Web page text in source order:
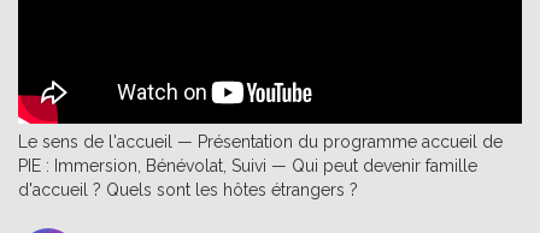
Le sens de l'accueil — Présentation du programme accueil de
PIE : Immersion, Bénévolat, Suivi — Qui peut devenir famille
d'accueil ? Quels sont les hôtes étrangers ?